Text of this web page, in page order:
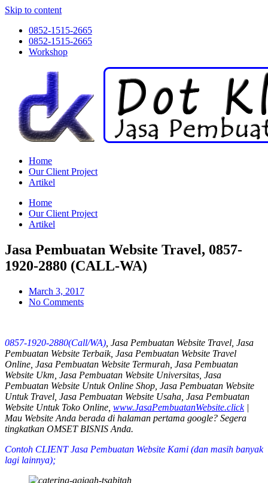
Skip to content
0852-1515-2665
0852-1515-2665
Workshop
Home
Our Client Project
Artikel
Home
Our Client Project
Artikel
Jasa Pembuatan Website Travel, 0857-
1920-2880 (CALL-WA)
March 3, 2017
No Comments
0857-1920-2880(Call/WA) , Jasa Pembuatan Website Travel, Jasa
Pembuatan Website Terbaik, Jasa Pembuatan Website Travel
Online, Jasa Pembuatan Website Termurah, Jasa Pembuatan
Website Ukm, Jasa Pembuatan Website Universitas, Jasa
Pembuatan Website Untuk Online Shop, Jasa Pembuatan Website
Untuk Travel, Jasa Pembuatan Website Usaha, Jasa Pembuatan
Website Untuk Toko Online, www.JasaPembuatanWebsite.click|
Mau Website Anda berada di halaman pertama google? Segera
tingkatkan OMSET BISNIS Anda.
Contoh CLIENT Jasa Pembuatan Website Kami (dan masih banyak
lagi lainnya);